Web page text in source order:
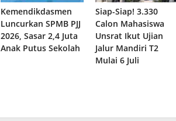
Kemendikdasmen
Luncurkan SPMB PJJ
2026, Sasar 2,4 Juta
Anak Putus Sekolah
Siap-Siap! 3.330
Calon Mahasiswa
Unsrat Ikut Ujian
Jalur Mandiri T2
Mulai 6 Juli